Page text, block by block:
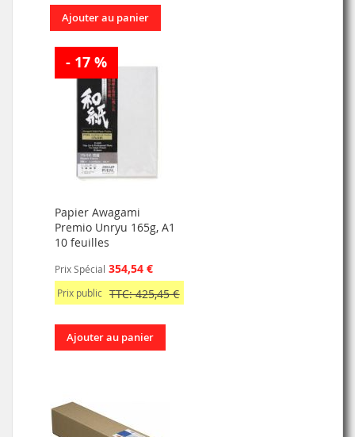
Ajouter au panier
- 17 %
Papier Awagami
Premio Unryu 165g, A1
10 feuilles
Prix Spécial 354,54 €
Prix public TTC: 425,45 €
Ajouter au panier